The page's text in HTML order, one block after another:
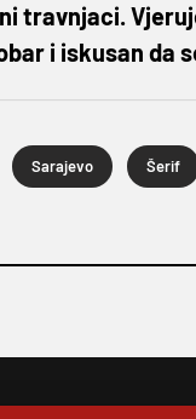
travnjaci.
i iskusan da
Sarajevo Šerif